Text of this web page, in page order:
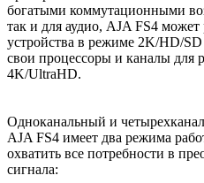
богатыми коммутационными
так и для аудио, AJA FS4 может
устройства в режиме 2K/HD/SD
свои процессоры и каналы для
4K/UltraHD.
Одноканальный и
AJA FS4 имеет два режима
охватить все потребности в
сигнала: